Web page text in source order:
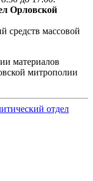
Орловской
средств массовой
материалов
митрополии
отдел